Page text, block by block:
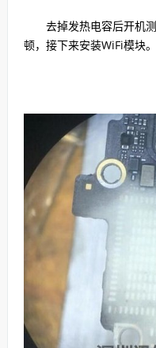
去掉发热电容后开机测
顿，接下来安装WiFi模块。